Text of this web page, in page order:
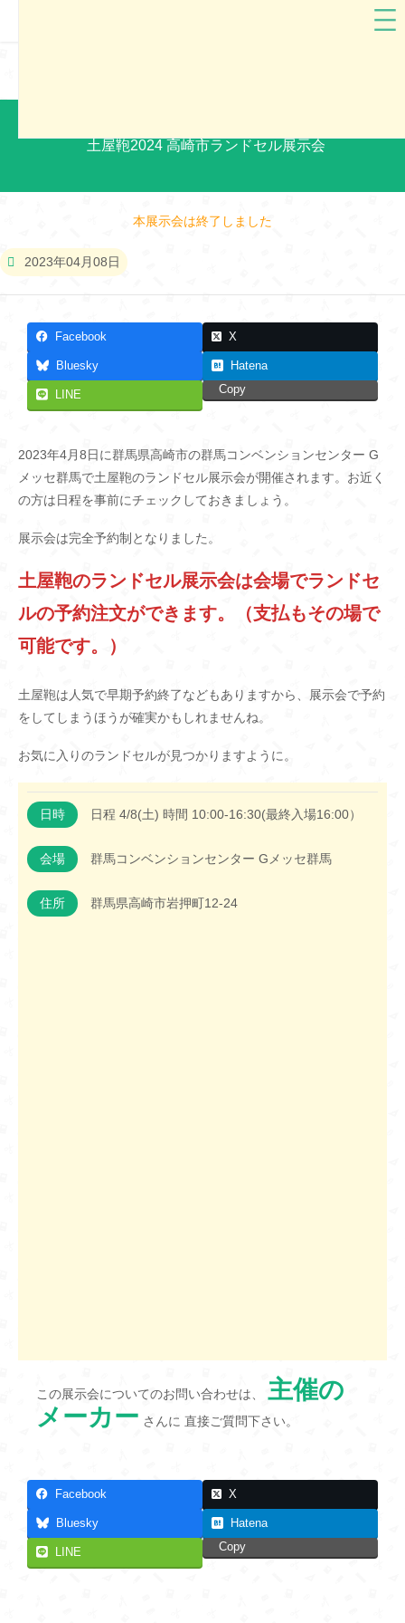
土屋鞄2024 高崎市ランドセル展示会
本展示会は終了しました
2023年04月08日
Facebook X
Bluesky Hatena
LINE Copy
2023年4月8日に群馬県高崎市の群馬コンベンションセンター G
メッセ群馬で土屋鞄のランドセル展示会が開催されます。お近く
の方は日程を事前にチェックしておきましょう。
展示会は完全予約制となりました。
土屋鞄のランドセル展示会は会場でランドセ
ルの予約注文ができます。（支払もその場で
可能です。）
土屋鞄は人気で早期予約終了などもありますから、展示会で予約
をしてしまうほうが確実かもしれませんね。
お気に入りのランドセルが見つかりますように。
日時 日程 4/8(土) 時間 10:00-16:30(最終入場16:00）
会場 群馬コンベンションセンター Gメッセ群馬
住所 群馬県高崎市岩押町12-24
この展示会についてのお問い合わせは、 主催の
メーカー さんに 直接ご質問下さい。
Facebook X
Bluesky Hatena
LINE Copy